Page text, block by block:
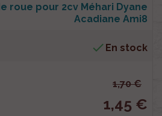
roue pour 2cv Méhari Dyane
Acadiane Ami8
 En stock
1,70 €
1,45 €